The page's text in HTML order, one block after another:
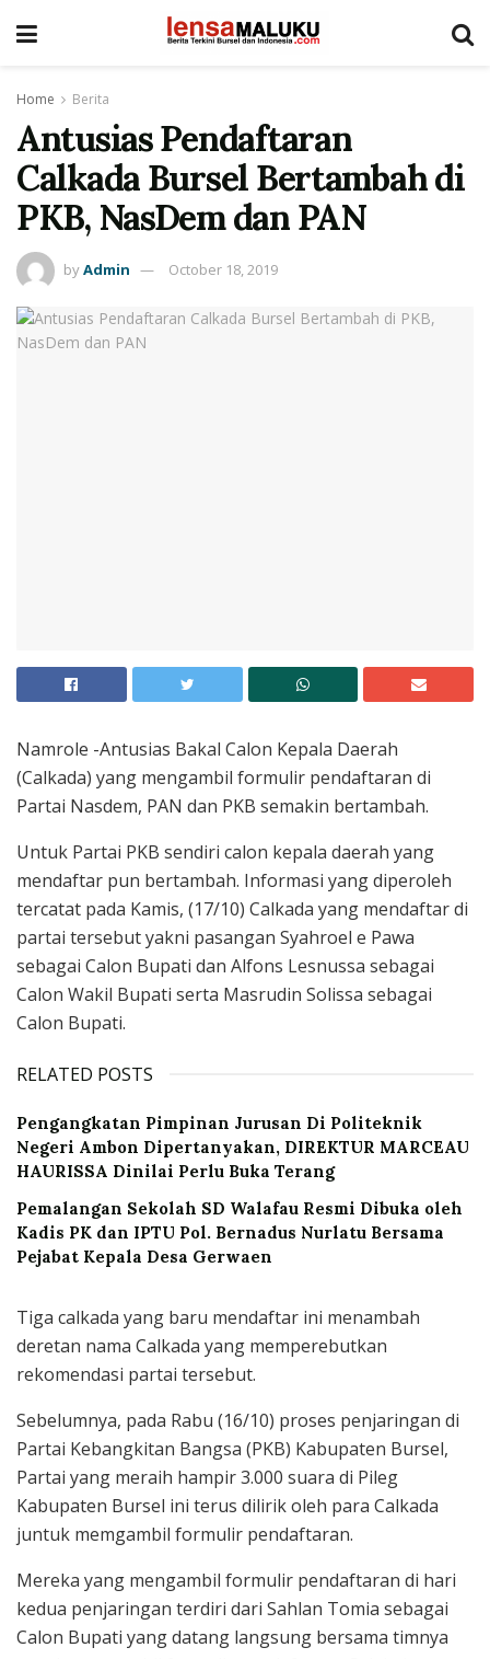
Home Berita
Antusias Pendaftaran
Calkada Bursel Bertambah di
PKB, NasDem dan PAN
byAdmin October 18, 2019
Namrole -Antusias Bakal Calon Kepala Daerah
(Calkada) yang mengambil formulir pendaftaran di
Partai Nasdem, PAN dan PKB semakin bertambah.
Untuk Partai PKB sendiri calon kepala daerah yang
mendaftar pun bertambah. Informasi yang diperoleh
tercatat pada Kamis, (17/10) Calkada yang mendaftar di
partai tersebut yakni pasangan Syahroel e Pawa
sebagai Calon Bupati dan Alfons Lesnussa sebagai
Calon Wakil Bupati serta Masrudin Solissa sebagai
Calon Bupati.
RELATED POSTS
Pengangkatan Pimpinan Jurusan Di Politeknik
Negeri Ambon Dipertanyakan, DIREKTUR MARCEAU
HAURISSA Dinilai Perlu Buka Terang
Pemalangan Sekolah SD Walafau Resmi Dibuka oleh
Kadis PK dan IPTU Pol. Bernadus Nurlatu Bersama
Pejabat Kepala Desa Gerwaen
Tiga calkada yang baru mendaftar ini menambah
deretan nama Calkada yang memperebutkan
rekomendasi partai tersebut.
Sebelumnya, pada Rabu (16/10) proses penjaringan di
Partai Kebangkitan Bangsa (PKB) Kabupaten Bursel,
Partai yang meraih hampir 3.000 suara di Pileg
Kabupaten Bursel ini terus dilirik oleh para Calkada
juntuk memgambil formulir pendaftaran.
Mereka yang mengambil formulir pendaftaran di hari
kedua penjaringan terdiri dari Sahlan Tomia sebagai
Calon Bupati yang datang langsung bersama timnya